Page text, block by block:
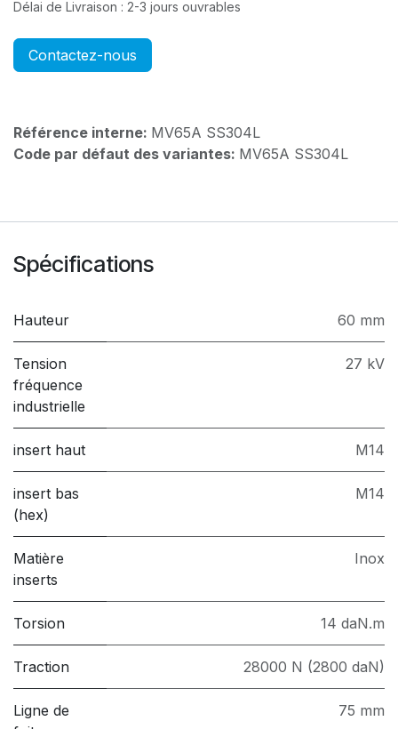
Délai de Livraison : 2-3 jours ouvrables
Contactez-nous
Référence interne: MV65A SS304L
Code par défaut des variantes: MV65A SS304L
Spécifications
Hauteur 60 mm
Tension
fréquence
industrielle
27 kV
insert haut M14
insert bas
(hex)
M14
Matière
inserts
Inox
Torsion 14 daN.m
Traction 28000 N (2800 daN)
Ligne de
75 mm